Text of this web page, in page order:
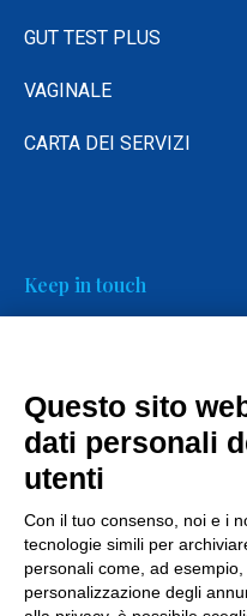
GUT TEST PLUS
VAGINALE
CARTA DEI SERVIZI
Keep in touch
FAQs
Questo sito
dati personali
utenti
Con il tuo consenso, noi e i
tecnologie simili per
personali come, ad
personalizzazione degli